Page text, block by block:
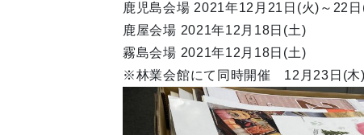
鹿児島会場 2021年12月21日(火)～22
鹿屋会場 2021年12月18日(土)
霧島会場 2021年12月18日(土)
※林業会館にて同時開催 12月23日(